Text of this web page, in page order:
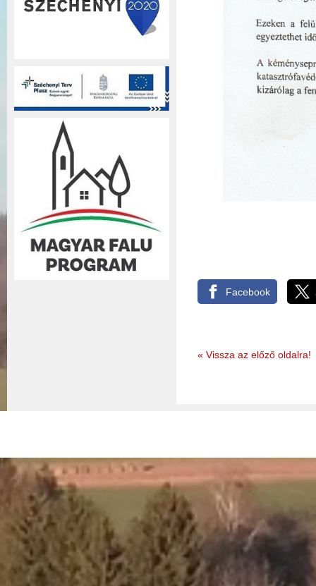
Facebook
« Vissza az előző oldalra!